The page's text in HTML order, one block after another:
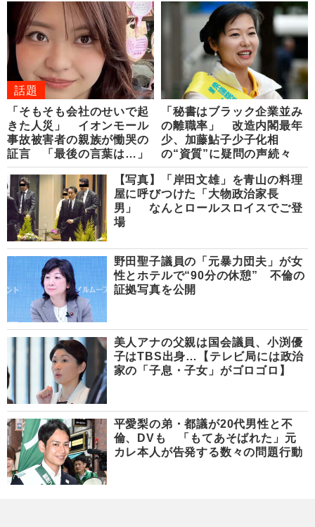
話題
「そもそも会社のせいで起
きた人災」 イオンモール
事故被害者の親族が慟哭の
証言 「最後の言葉は…」
「秘書はブラック企業並み
の離職率」 改造内閣最年
少、加藤鮎子少子化相
の“資質”に疑問の声続々
【写真】「岸田文雄」を青山の料理
屋に呼びつけた「大物政治家長
男」 なんとロールスロイスでご登
場
野田聖子議員の「元暴力団夫」が女
性とホテルで“90分の休憩” 不倫の
証拠写真を公開
美人アナの父親は国会議員、小渕優
子はTBS出身…【テレビ局には政治
家の「子息・子女」がゴロゴロ】
平愛梨の弟・都議が20代男性と不
倫、DVも 「もてあそばれた」元
カレ本人が告発する数々の問題行動